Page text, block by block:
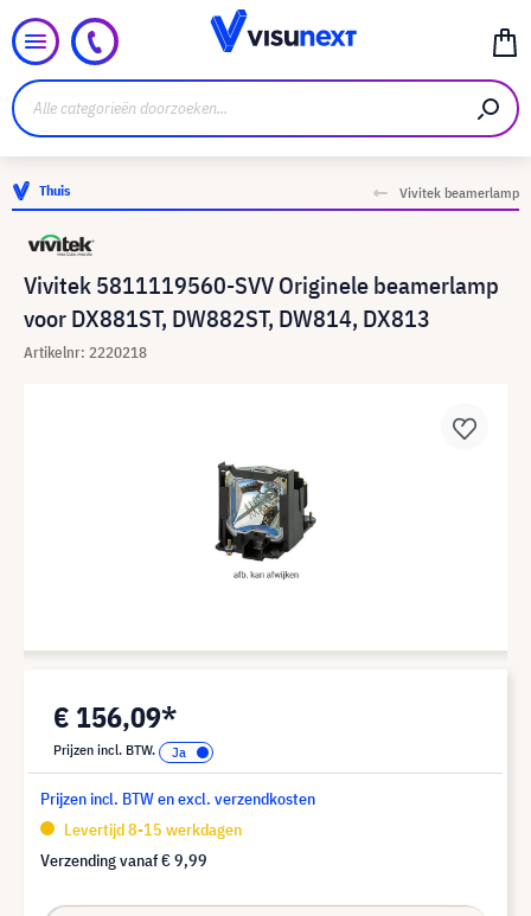
Thuis Vivitek beamerlamp
Vivitek 5811119560-SVV Originele beamerlamp
voor DX881ST, DW882ST, DW814, DX813
Artikelnr: 2220218
€ 156,09*
Prijzen incl. BTW.
Prijzen incl. BTW en excl. verzendkosten
Levertijd 8-15 werkdagen
Verzending vanaf€ 9,99